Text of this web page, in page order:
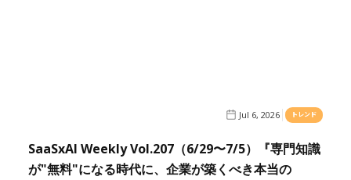
Jul 6, 2026 トレンド
SaaSxAI Weekly Vol.207（6/29〜7/5）『専門知識
が"無料"になる時代に、企業が築くべき本当の